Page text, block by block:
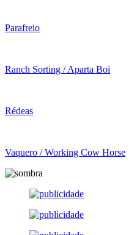
Parafreio
Ranch Sorting / Aparta Boi
Rédeas
Vaquero / Working Cow Horse